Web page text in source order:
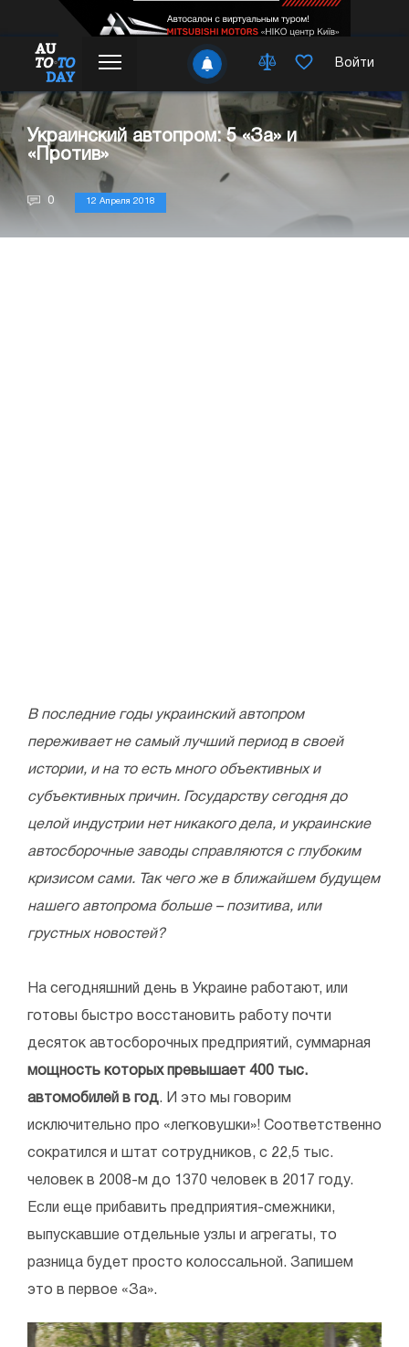
Войти
Украинский автопром: 5 «За» и
«Против»
0 12 Апреля 2018
В последние годы украинский автопром
переживает не самый лучший период в своей
истории, и на то есть много объективных и
субъективных причин. Государству сегодня до
целой индустрии нет никакого дела, и украинские
автосборочные заводы справляются с глубоким
кризисом сами. Так чего же в ближайшем будущем
нашего автопрома больше – позитива, или
грустных новостей?
На сегодняшний день в Украине работают, или
готовы быстро восстановить работу почти
десяток автосборочных предприятий, суммарная
мощность которых превышает 400 тыс.
автомобилей в год. И это мы говорим
исключительно про «легковушки»! Соответственно
сократился и штат сотрудников, с 22,5 тыс.
человек в 2008-м до 1370 человек в 2017 году.
Если еще прибавить предприятия-смежники,
выпускавшие отдельные узлы и агрегаты, то
разница будет просто колоссальной. Запишем
это в первое «За».